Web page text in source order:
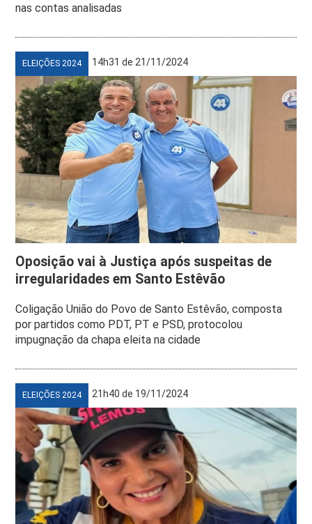
nas contas analisadas
ELEIÇÕES 2024 14h31 de 21/11/2024
Oposição vai à Justiça após suspeitas de
irregularidades em Santo Estêvão
Coligação União do Povo de Santo Estêvão, composta
por partidos como PDT, PT e PSD, protocolou
impugnação da chapa eleita na cidade
ELEIÇÕES 2024 21h40 de 19/11/2024